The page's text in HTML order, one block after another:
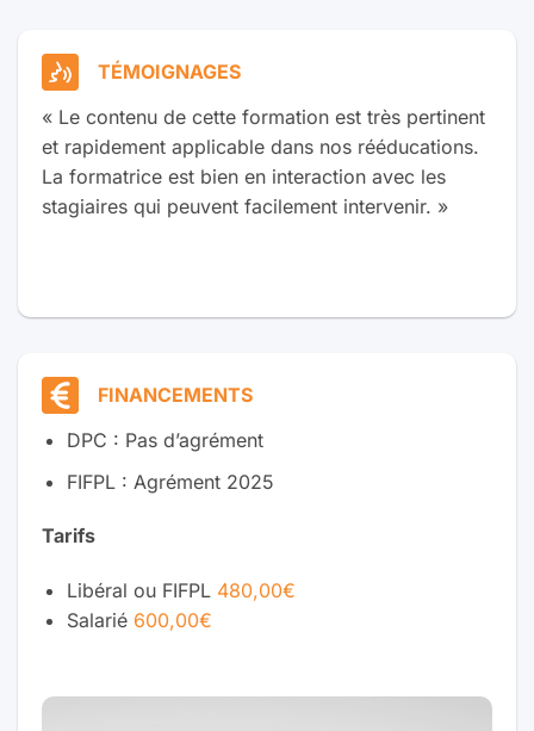
TÉMOIGNAGES
« Le contenu de cette formation est très pertinent
et rapidement applicable dans nos rééducations.
La formatrice est bien en interaction avec les
stagiaires qui peuvent facilement intervenir. »
FINANCEMENTS
DPC : Pas d’agrément
FIFPL : Agrément 2025
Tarifs
Libéral ou FIFPL 480,00€
Salarié 600,00€